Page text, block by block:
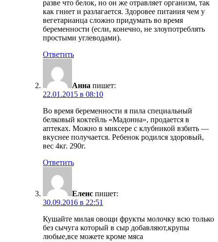
разве что белок, но он же отравляет организм, так
как гниет и разлагается. Здоровее питания чем у
вегетарианца сложно придумать во время
беременности (если, конечно, не злоупотреблять
простыми углеводами).
Ответить
Анна пишет:
22.01.2015 в 08:10
Во время беременности я пила специальный
белковый коктейль «Мадонна», продается в
аптеках. Можно в миксере с клубникой взбить —
вкуснее получается. Ребенок родился здоровый,
вес 4кг. 290г.
Ответить
Еленс пишет:
30.09.2016 в 22:51
Кушайте милая овощи фрукты молочку всю только
без сычуга который в сыр добавляют,крупы
любые,все можете кроме мяса